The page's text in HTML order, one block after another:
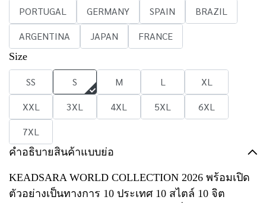
PORTUGAL
GERMANY SPAIN
BRAZIL
ARGENTINA
JAPAN FRANCE
Size
SS S M L
XL
XXL
3XL 4XL 5XL
6XL
7XL
คำอธิบายสินค้าแบบย่อ
KEADSARA WORLD COLLECTION 2026 พร้อมเปิด
ตัวอย่างเป็นทางการ 10 ประเทศ 10 สไตล์ 10 จิต